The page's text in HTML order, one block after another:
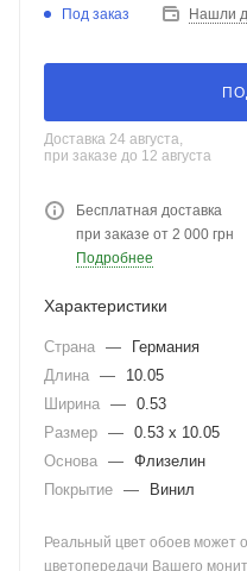
Под заказ Нашли
Доставка 24 августа,
при заказе до 12 августа
Бесплатная доставка
при заказе от 2 000 грн
Подробнее
Характеристики
Страна —
Германия
Длина —
10.05
Ширина — 0.53
Размер — 0.53 x 10.05
Основа — Флизелин
Покрытие — Винил
Реальный цвет обоев может
цветопередачи Вашего